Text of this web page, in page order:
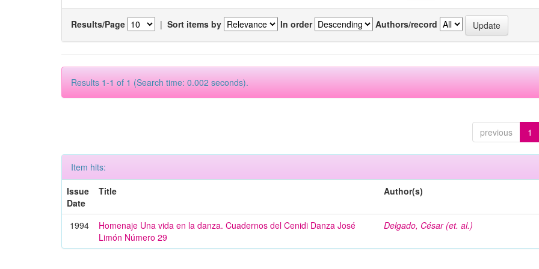
Results/Page | Sort items by In order Authors/record
Results 1-1 of 1 (Search time: 0.002 seconds).
previous 1
Item hits:
Issue
Date
Title Author(s)
1994
Homenaje Una vida en la danza. Cuadernos del Cenidi Danza José
Limón Número 29
Delgado, César (et. al.)